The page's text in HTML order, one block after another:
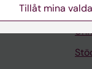
Tillåt mina